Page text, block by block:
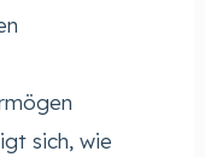
sich, wie